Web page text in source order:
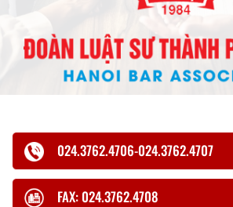
024.3762.4706-024.3762.4707
FAX: 024.3762.4708